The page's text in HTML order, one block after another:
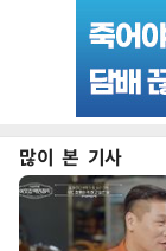
많이 본 기사